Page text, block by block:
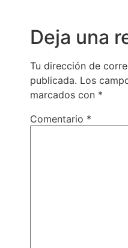
Deja una
Tu dirección de
publicada. Los
marcados con *
Comentario *